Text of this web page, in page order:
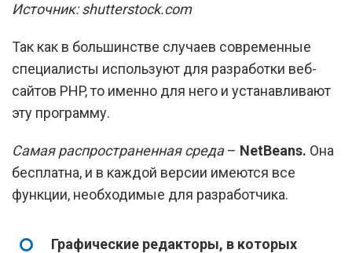
Источник: shutterstock.com
Так как в большинстве случаев современные
специалисты используют для разработки веб-
сайтов PHP, то именно для него и устанавливают
эту программу.
Самая распространенная среда– NetBeans. Она
бесплатна, и в каждой версии имеются все
функции, необходимые для разработчика.
Графические редакторы, в которых